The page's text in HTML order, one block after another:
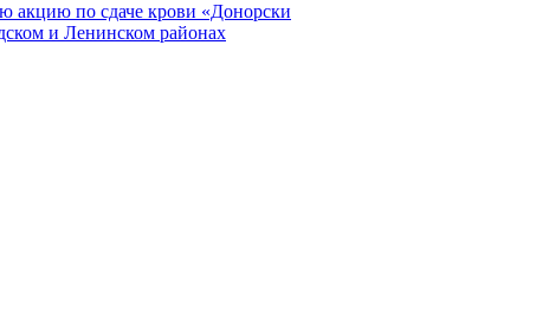
акцию по сдаче крови «Донорски
и Ленинском районах